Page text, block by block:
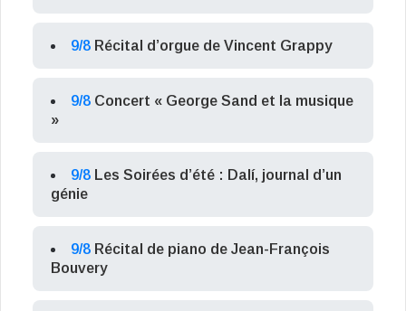
9/8 Récital d’orgue de Vincent Grappy
9/8 Concert « George Sand et la musique
»
9/8 Les Soirées d’été : Dalí, journal d’un
génie
9/8 Récital de piano de Jean-François
Bouvery